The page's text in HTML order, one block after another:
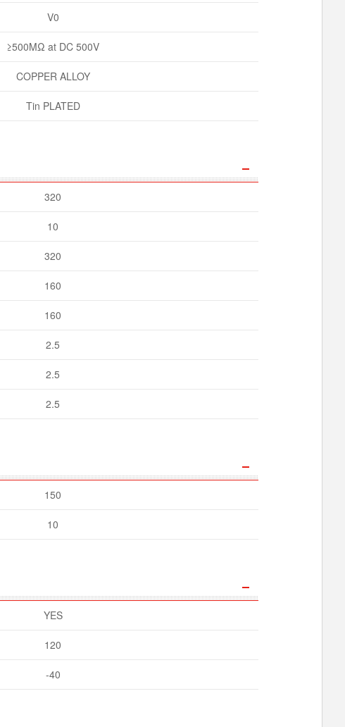
V0
≥500MΩ at DC 500V
COPPER ALLOY
Tin PLATED
320
10
320
160
160
2.5
2.5
2.5
150
10
YES
120
-40